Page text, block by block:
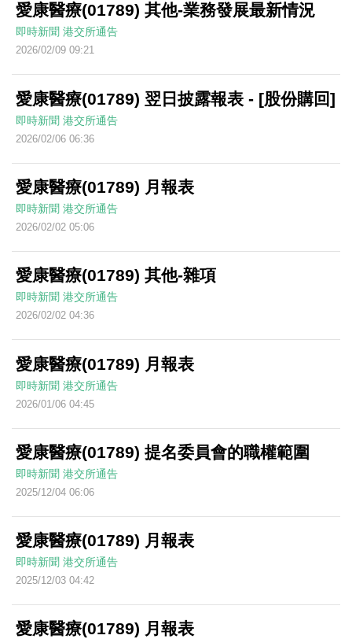
愛康醫療(01789) 其他-業務發展最新情況
即時新聞 港交所通告
2026/02/09 09:21
愛康醫療(01789) 翌日披露報表 - [股份購回]
即時新聞 港交所通告
2026/02/06 06:36
愛康醫療(01789) 月報表
即時新聞 港交所通告
2026/02/02 05:06
愛康醫療(01789) 其他-雜項
即時新聞 港交所通告
2026/02/02 04:36
愛康醫療(01789) 月報表
即時新聞 港交所通告
2026/01/06 04:45
愛康醫療(01789) 提名委員會的職權範圍
即時新聞 港交所通告
2025/12/04 06:06
愛康醫療(01789) 月報表
即時新聞 港交所通告
2025/12/03 04:42
愛康醫療(01789) 月報表